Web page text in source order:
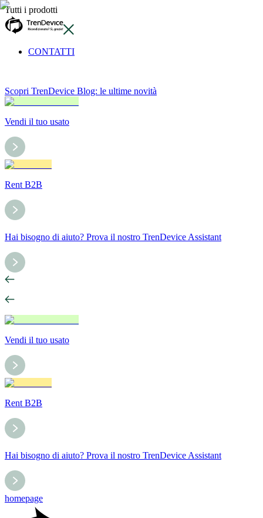
Tutti i prodotti
CONTATTI
Scopri TrenDevice Blog: le ultime novità
Vendi il tuo usato
Rent B2B
Hai bisogno di aiuto? Prova il nostro TrenDevice Assistant
Vendi il tuo usato
Rent B2B
Hai bisogno di aiuto? Prova il nostro TrenDevice Assistant
homepage